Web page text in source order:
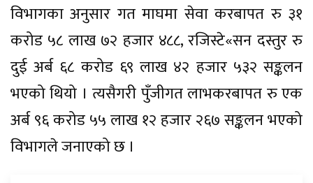
विभागका अनुसार गत माघमा सेवा करबापत रु ३१
करोड ५८ लाख ७२ हजार ४८८, रजिस्टे«सन दस्तुर रु
दुई अर्ब ६८ करोड ६९ लाख ४२ हजार ५३२ सङ्कलन
भएको थियो । त्यसैगरी पुँजीगत लाभकरबापत रु एक
अर्ब ९६ करोड ५५ लाख १२ हजार २६७ सङ्कलन भएको
विभागले जनाएको छ ।